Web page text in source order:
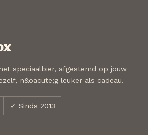
speciaalbier, afgestemd op jouw
n&oacute;g leuker als cadeau.
✓ Sinds 2013